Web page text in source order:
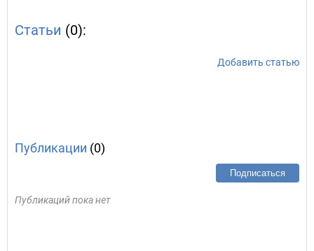
Статьи (0):
Добавить статью
Публикации (0)
Подписаться
Публикаций пока нет